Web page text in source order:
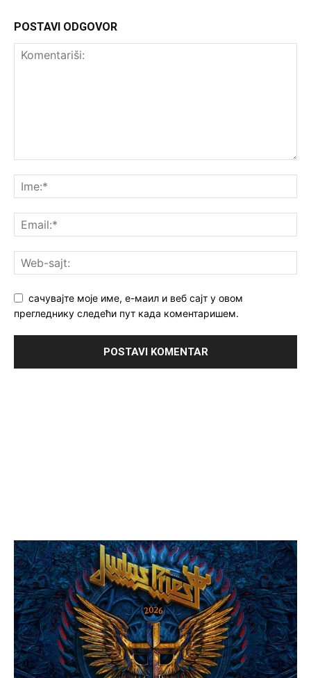
POSTAVI ODGOVOR
сачувајте моје име, е-маил и веб сајт у овом
прегледнику следећи пут када коментаришем.